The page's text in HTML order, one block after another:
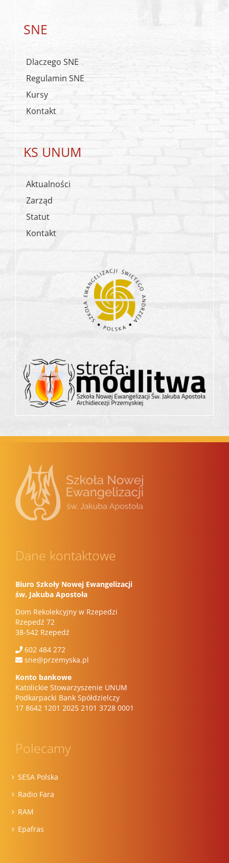
SNE
Dlaczego SNE
Regulamin SNE
Kursy
Kontakt
KS UNUM
Aktualności
Zarząd
Statut
Kontakt
Dane kontaktowe
Biuro Szkoły Nowej Ewangelizacji
św. Jakuba Apostoła
Dom Rekolekcyjny w Rzepedzi
Rzepedź 72
38-542 Rzepedź
602 484 272
sne@przemyska.pl
Konto bankowe
Katolickie Stowarzyszenie UNUM
Podkarpacki Bank Spółdzielczy
17 8642 1201 2025 2101 3728 0001
Polecamy
SESA Polska
Radio Fara
RAM
Epafras